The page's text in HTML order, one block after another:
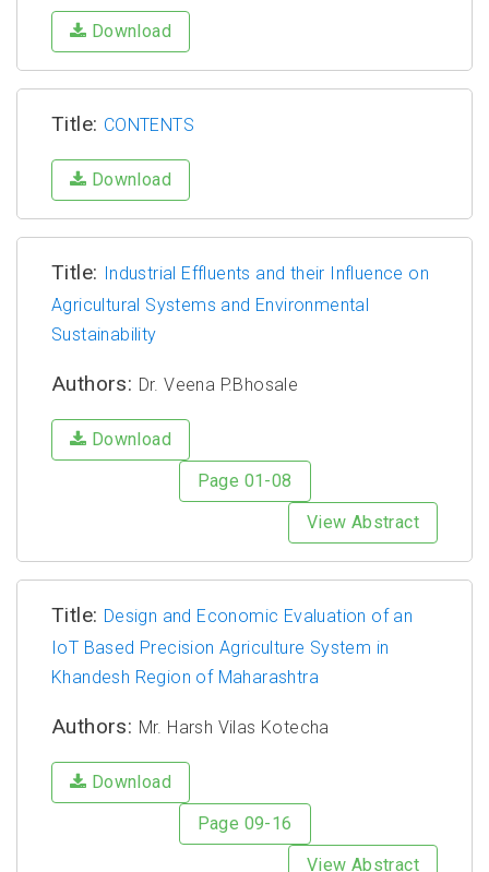
Download
Title: CONTENTS
Download
Title:
Industrial Effluents and their Influence on
Agricultural Systems and Environmental
Sustainability
Authors: Dr. Veena P.Bhosale
Download
Page 01-08
View Abstract
Title: Design and Economic Evaluation of an
IoT Based Precision Agriculture System in
Khandesh Region of Maharashtra
Authors: Mr. Harsh Vilas Kotecha
Download
Page 09-16
View Abstract